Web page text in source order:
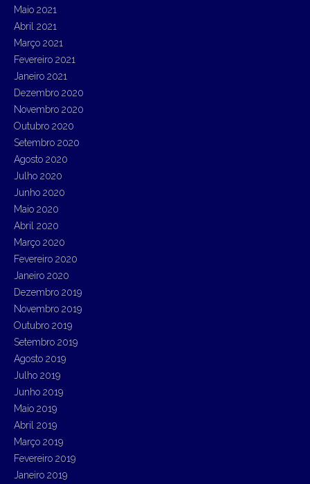
Maio 2021
Abril 2021
Março 2021
Fevereiro 2021
Janeiro 2021
Dezembro 2020
Novembro 2020
Outubro 2020
Setembro 2020
Agosto 2020
Julho 2020
Junho 2020
Maio 2020
Abril 2020
Março 2020
Fevereiro 2020
Janeiro 2020
Dezembro 2019
Novembro 2019
Outubro 2019
Setembro 2019
Agosto 2019
Julho 2019
Junho 2019
Maio 2019
Abril 2019
Março 2019
Fevereiro 2019
Janeiro 2019